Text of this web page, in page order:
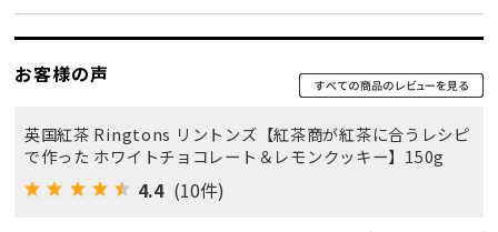
全ての紅茶
定番ティーバッグ
Biscuit
全てのビスケット
Other
お客様の声
英国紅茶 Ringtons リントンズ【紅茶商が紅茶に合うレシピ
で作った ホワイトチョコレート＆レモンクッキー】150g
4.4 (10件)